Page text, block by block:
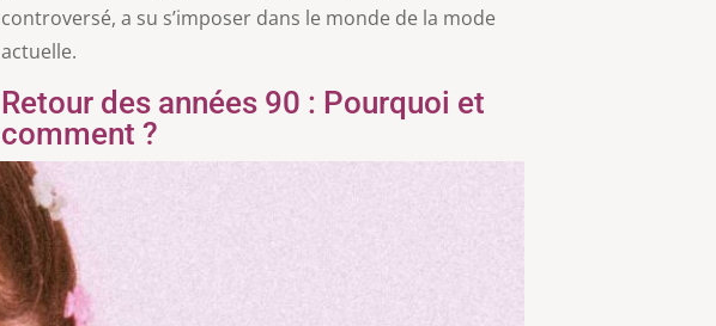
controversé, a su s’imposer dans le monde de la mode
actuelle.
Retour des années 90 : Pourquoi et
comment ?